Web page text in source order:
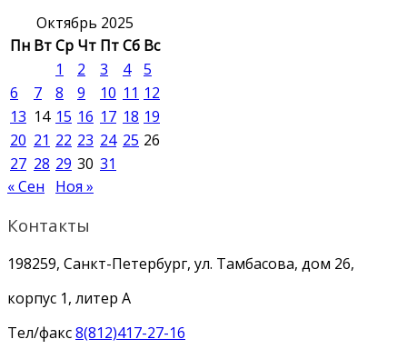
Октябрь 2025
Пн ВтСр Чт ПтСб Вс
1
2 3 4
5
6
7 8 9 10 11 12
13 14 15 16 17 18 19
20 21 22 23 24 25 26
27 28 29 30 31
« Сен
Ноя »
Контакты
198259, Санкт-Петербург, ул. Тамбасова, дом 26,
корпус 1, литер А
Тел/факс8(812)417-27-16